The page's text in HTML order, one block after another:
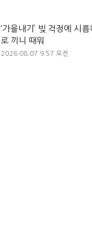
‘가을내기’ 빚 걱정에 시
로 끼니 때워
2026.08.07 9:57 오전